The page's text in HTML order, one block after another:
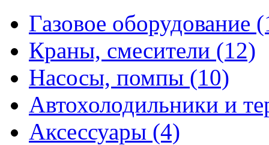
Газовое оборудование
Краны, смесители (12)
Насосы, помпы (10)
Автохолодильники и
Аксессуары (4)